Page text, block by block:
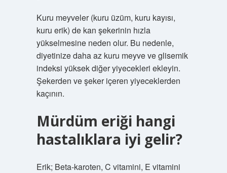
Kuru meyveler (kuru üzüm, kuru kayısı,
kuru erik) de kan şekerinin hızla
yükselmesine neden olur. Bu nedenle,
diyetinize daha az kuru meyve ve glisemik
indeksi yüksek diğer yiyecekleri ekleyin.
Şekerden ve şeker içeren yiyeceklerden
kaçının.
Mürdüm eriği hangi
hastalıklara iyi gelir?
Erik; Beta-karoten, C vitamini, E vitamini